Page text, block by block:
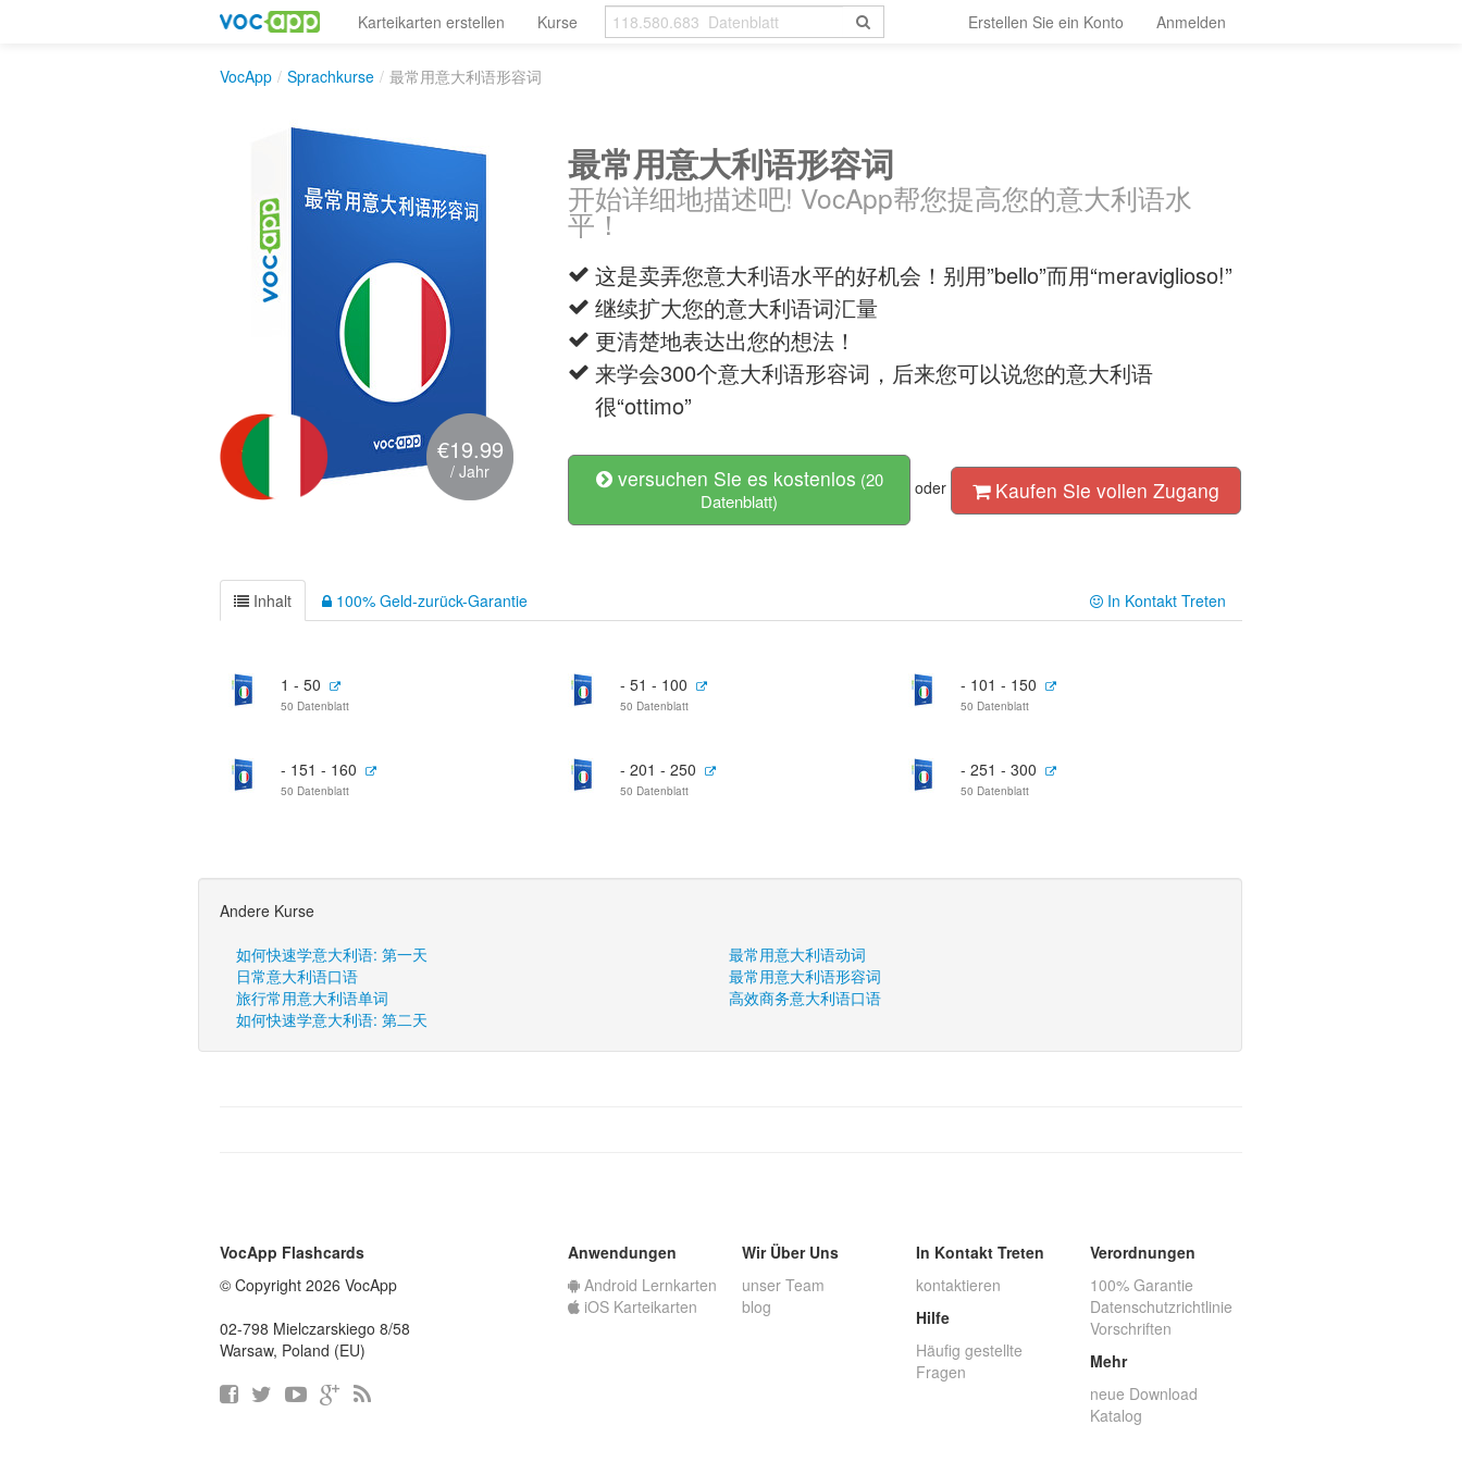
Karteikarten erstellen Kurse Erstellen Sie ein Konto Anmelden
VocApp / Sprachkurse / 最常用意大利语形容词
€19.99
/ Jahr
最常用意大利语形容词
开始详细地描述吧! VocApp帮您提高您的意大利语水
平！
这是卖弄您意大利语水平的好机会！别用”bello”而用“meraviglioso!”
继续扩大您的意大利语词汇量
更清楚地表达出您的想法！
来学会300个意大利语形容词，后来您可以说您的意大利语
很“ottimo”
versuchen Sie es kostenlos (20
Datenblatt)
oder Kaufen Sie vollen Zugang
Inhalt 100% Geld-zurück-Garantie In Kontakt Treten
1 - 50
50 Datenblatt
- 51 - 100
50 Datenblatt
- 101 - 150
50 Datenblatt
- 151 - 160
50 Datenblatt
- 201 - 250
50 Datenblatt
- 251 - 300
50 Datenblatt
Andere Kurse
如何快速学意大利语: 第一天
最常用意大利语动词
日常意大利语口语
最常用意大利语形容词
旅行常用意大利语单词
高效商务意大利语口语
如何快速学意大利语: 第二天
VocApp Flashcards
© Copyright 2026 VocApp
02-798 Mielczarskiego 8/58
Warsaw, Poland (EU)
Anwendungen
Android Lernkarten
iOS Karteikarten
Wir Über Uns
unser Team
blog
In Kontakt Treten
kontaktieren
Hilfe
Häufig gestellte
Fragen
Verordnungen
100% Garantie
Datenschutzrichtlinie
Vorschriften
Mehr
neue Download
Katalog